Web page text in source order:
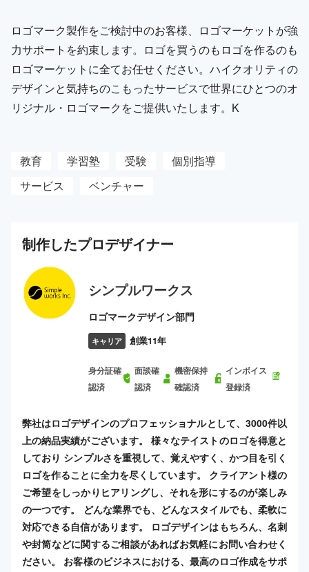
ロゴマーク製作をご検討中のお客様、ロゴマーケットが強
力サポートを約束します。ロゴを買うのもロゴを作るのも
ロゴマーケットに全てお任せください。ハイクオリティの
デザインと気持ちのこもったサービスで世界にひとつのオ
リジナル・ロゴマークをご提供いたします。K
教育 学習塾 受験
個別指導
サービス
ベンチャー
制作したプロデザイナー
シンプルワークス
ロゴマークデザイン部門
キャリア 創業11年
身分証確
認済
面談確
認済
機密保持
確認済
インボイス
登録済
弊社はロゴデザインのプロフェッショナルとして、3000件以
上の納品実績がございます。 様々なテイストのロゴを得意と
しており シンプルさを重視して、覚えやすく、かつ目を引く
ロゴを作ることに全力を尽くしています。 クライアント様の
ご希望をしっかりヒアリングし、それを形にするのが楽しみ
の一つです。 どんな業界でも、どんなスタイルでも、柔軟に
対応できる自信があります。 ロゴデザインはもちろん、名刺
や封筒などに関するご相談があればお気軽にお問い合わせく
ださい。 お客様のビジネスにおける、最高のロゴ作成をサポ